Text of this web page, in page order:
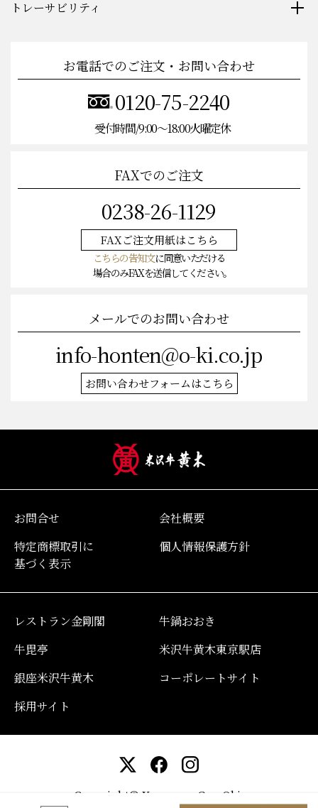
トレーサビリティ
お電話でのご注文・お問い合わせ
0120-75-2240
受付時間/9:00〜18:00火曜定休
FAXでのご注文
0238-26-1129
FAXご注文用紙はこちら
こちらの告知文に同意いただける
場合のみFAXを送信してください。
メールでのお問い合わせ
info-honten@o-ki.co.jp
お問い合わせフォームはこちら
お問合せ
会社概要
特定商標取引に
基づく表示
個人情報保護方針
レストラン金剛閣
牛鍋おおき
牛毘亭
米沢牛黄木東京駅店
銀座米沢牛黄木
コーポレートサイト
採用サイト
Copyright© YonezawaGyu Oki.